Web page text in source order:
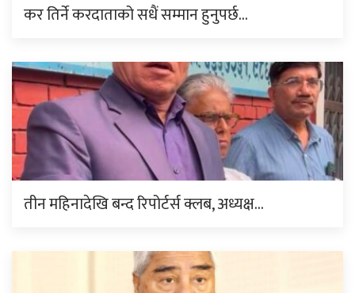
कर तिर्ने करदाताको सधैं सम्मान हुनुपर्छ…
तीन महिनादेखि बन्द रिपोर्टर्स क्लब, अध्यक्ष…